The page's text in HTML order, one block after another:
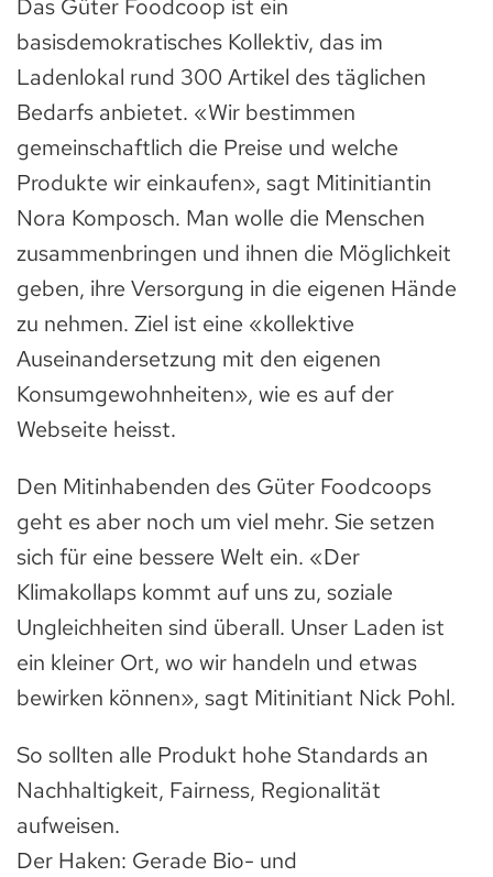
Das Güter Foodcoop ist ein
basisdemokratisches Kollektiv, das im
Ladenlokal rund 300 Artikel des täglichen
Bedarfs anbietet. «Wir bestimmen
gemeinschaftlich die Preise und welche
Produkte wir einkaufen», sagt Mitinitiantin
Nora Komposch. Man wolle die Menschen
zusammenbringen und ihnen die Möglichkeit
geben, ihre Versorgung in die eigenen Hände
zu nehmen. Ziel ist eine «kollektive
Auseinandersetzung mit den eigenen
Konsumgewohnheiten», wie es auf der
Webseite heisst.
Den Mitinhabenden des Güter Foodcoops
geht es aber noch um viel mehr. Sie setzen
sich für eine bessere Welt ein. «Der
Klimakollaps kommt auf uns zu, soziale
Ungleichheiten sind überall. Unser Laden ist
ein kleiner Ort, wo wir handeln und etwas
bewirken können», sagt Mitinitiant Nick Pohl.
So sollten alle Produkt hohe Standards an
Nachhaltigkeit, Fairness, Regionalität
aufweisen.
Der Haken: Gerade Bio- und